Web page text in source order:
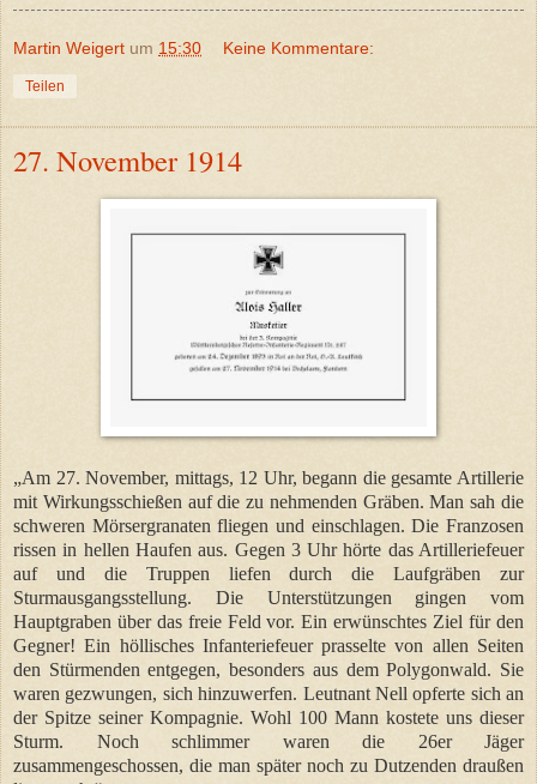
Martin Weigert um 15:30 Keine Kommentare:
Teilen
27. November 1914
„Am 27. November, mittags, 12 Uhr, begann die gesamte Artillerie
mit Wirkungsschießen auf die zu nehmenden Gräben. Man sah die
schweren Mörsergranaten fliegen und einschlagen. Die Franzosen
rissen in hellen Haufen aus. Gegen 3 Uhr hörte das Artilleriefeuer
auf und die Truppen liefen durch die Laufgräben zur
Sturmausgangsstellung. Die Unterstützungen gingen vom
Hauptgraben über das freie Feld vor. Ein erwünschtes Ziel für den
Gegner! Ein höllisches Infanteriefeuer prasselte von allen Seiten
den Stürmenden entgegen, besonders aus dem Polygonwald. Sie
waren gezwungen, sich hinzuwerfen. Leutnant Nell opferte sich an
der Spitze seiner Kompagnie. Wohl 100 Mann kostete uns dieser
Sturm. Noch schlimmer waren die 26er Jäger
zusammengeschossen, die man später noch zu Dutzenden draußen